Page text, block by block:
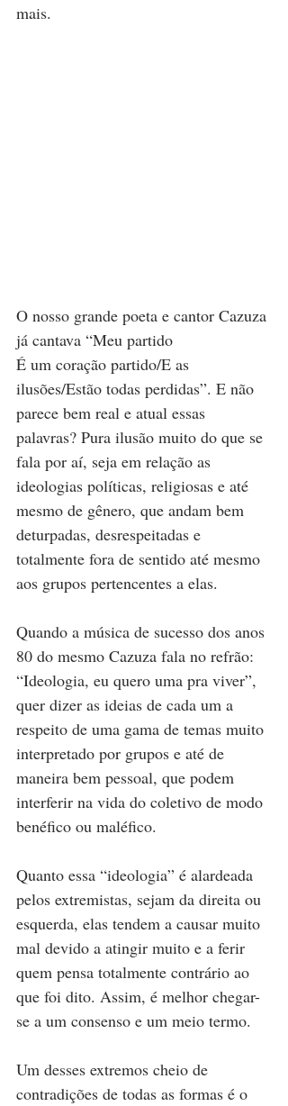
mais.
O nosso grande poeta e cantor Cazuza
já cantava “Meu partido
É um coração partido/E as
ilusões/Estão todas perdidas”. E não
parece bem real e atual essas
palavras? Pura ilusão muito do que se
fala por aí, seja em relação as
ideologias políticas, religiosas e até
mesmo de gênero, que andam bem
deturpadas, desrespeitadas e
totalmente fora de sentido até mesmo
aos grupos pertencentes a elas.
Quando a música de sucesso dos anos
80 do mesmo Cazuza fala no refrão:
“Ideologia, eu quero uma pra viver”,
quer dizer as ideias de cada um a
respeito de uma gama de temas muito
interpretado por grupos e até de
maneira bem pessoal, que podem
interferir na vida do coletivo de modo
benéfico ou maléfico.
Quanto essa “ideologia” é alardeada
pelos extremistas, sejam da direita ou
esquerda, elas tendem a causar muito
mal devido a atingir muito e a ferir
quem pensa totalmente contrário ao
que foi dito. Assim, é melhor chegar-
se a um consenso e um meio termo.
Um desses extremos cheio de
contradições de todas as formas é o